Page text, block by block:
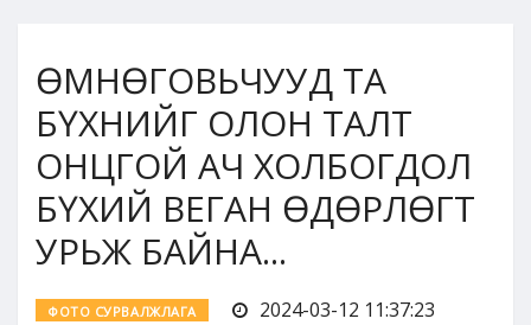
ӨМНӨГОВЬЧУУД ТА
БҮХНИЙГ ОЛОН ТАЛТ
ОНЦГОЙ АЧ ХОЛБОГДОЛ
БҮХИЙ ВЕГАН ӨДӨРЛӨГТ
УРЬЖ БАЙНА...
ФОТО СУРВАЛЖЛАГА
2024-03-12 11:37:23